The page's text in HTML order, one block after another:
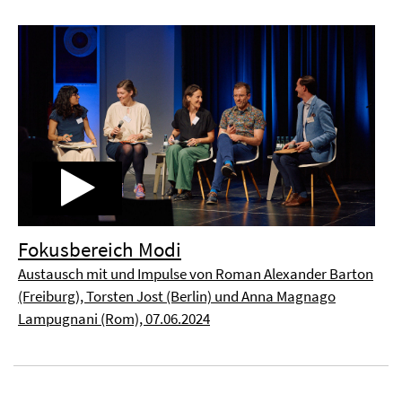
Fokusbereich Modi
Austausch mit und Impulse von Roman Alexander Barton
(Freiburg), Torsten Jost (Berlin) und Anna Magnago
Lampugnani (Rom), 07.06.2024